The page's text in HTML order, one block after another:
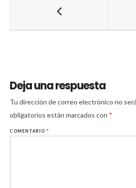
Deja una respuesta
Tu dirección de correo electrónico no
obligatorios están marcados con *
COMENTARIO *